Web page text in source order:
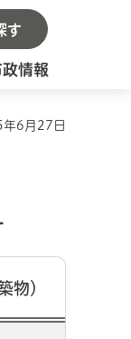
す
政情報
6月27日
物）